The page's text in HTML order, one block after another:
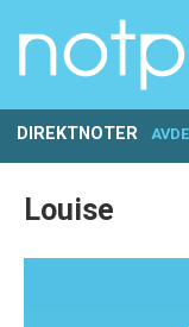
DIREKTNOTER
Louise